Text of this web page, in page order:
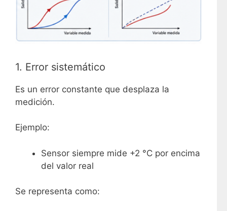
1. Error sistemático
Es un error constante que desplaza la
medición.
Ejemplo:
Sensor siempre mide +2 °C por encima
del valor real
Se representa como: